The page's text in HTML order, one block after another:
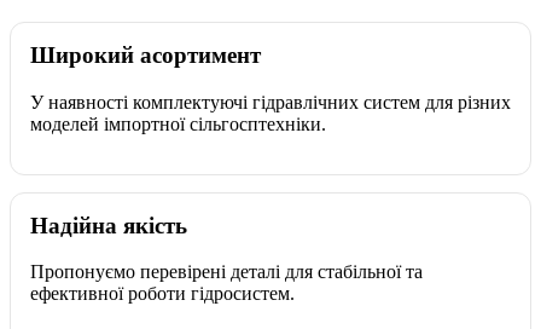
Широкий асортимент
У наявності комплектуючі гідравлічних систем для різних
моделей імпортної сільгосптехніки.
Надійна якість
Пропонуємо перевірені деталі для стабільної та
ефективної роботи гідросистем.